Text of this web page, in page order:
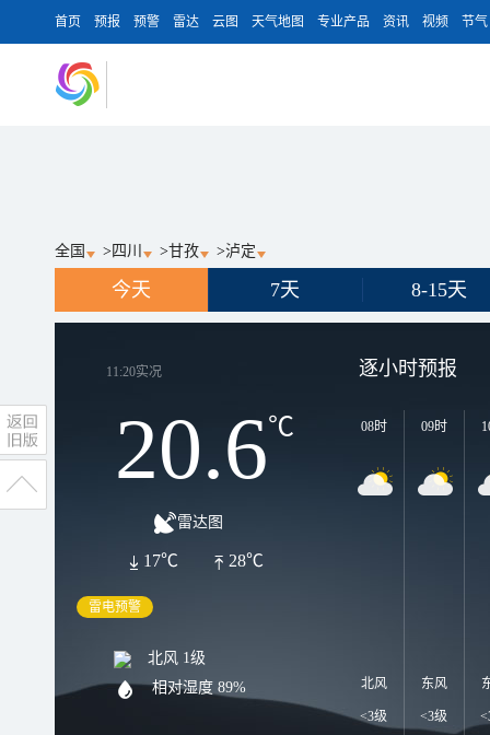
首页 预报 预警 雷达 云图 天气地图 专业产品 资讯 视频 节气
全国 > 四川 >甘孜 >泸定
今天 7天 8-15天
11:20实况
20.6℃
雷达图
28℃
17℃
雷电预警
北风 1级
相对湿度 89%
逐小时预报
08时
北风
<3级
09时
东风
<3级